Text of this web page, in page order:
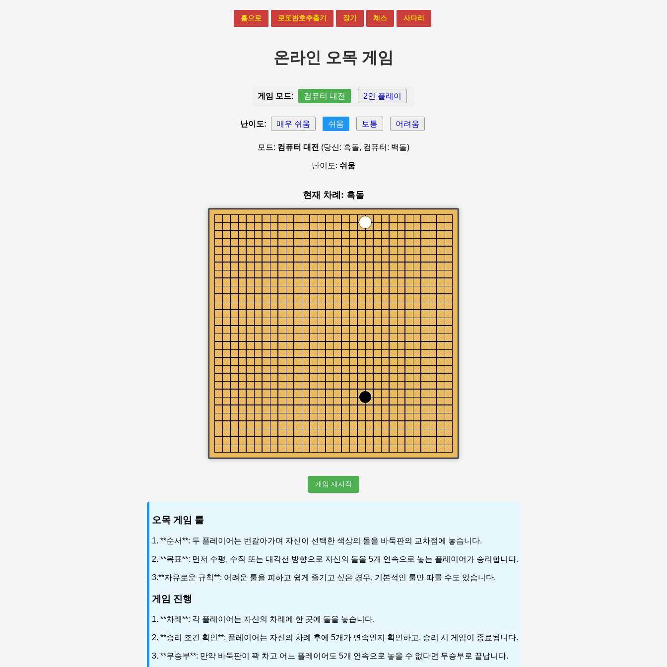
홈으로 로또번호추출기 장기 체스 사다리
온라인 오목 게임
게임 모드: 컴퓨터 대전 2인 플레이
난이도: 매우 쉬움 쉬움 보통 어려움
모드: 컴퓨터 대전 (당신: 흑돌, 컴퓨터: 백돌)
난이도: 쉬움
현재 차례: 흑돌
게임 재시작
오목 게임 룰
1. **순서**: 두 플레이어는 번갈아가며 자신이 선택한 색상의 돌을 바둑판의 교차점에 놓습니다.
2. **목표**: 먼저 수평, 수직 또는 대각선 방향으로 자신의 돌을 5개 연속으로 놓는 플레이어가 승리합니다.
3.**자유로운 규칙**: 어려운 룰을 피하고 쉽게 즐기고 싶은 경우, 기본적인 룰만 따를 수도 있습니다.
게임 진행
1. **차례**: 각 플레이어는 자신의 차례에 한 곳에 돌을 놓습니다.
2. **승리 조건 확인**: 플레이어는 자신의 차례 후에 5개가 연속인지 확인하고, 승리 시 게임이 종료됩니다.
3. **무승부**: 만약 바둑판이 꽉 차고 어느 플레이어도 5개 연속으로 놓을 수 없다면 무승부로 끝납니다.